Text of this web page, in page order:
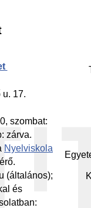
u. 17.
szombat:
zárva.
Nyelviskola
(általános);
és